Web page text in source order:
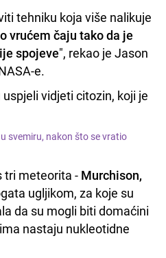
tehniku koja više nalikuje
vrućem čaju tako da je
spojeve", rekao je Jason
e.
vidjeti citozin, koji je
svemiru, nakon što se vratio
tri meteorita - Murchison,
ugljikom, za koje su
da su mogli biti domaćini
nastaju nukleotidne